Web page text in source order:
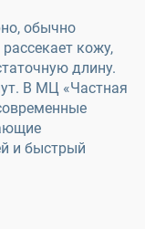
обычно
кожу,
длину.
В МЦ «Частная
и быстрый